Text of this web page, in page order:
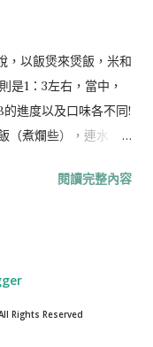
看看 ：） 如想得知
的臉書link和like😊😊
，以飯煲來煲飯，米和
是1：3左右，當中，
進度以及口味各不同!
（煮爛些），連水
粥前，先將米用熱水
時常睇火，又不會黏
選擇。另外，當BB大
閱讀完整內容
Rights Reserved